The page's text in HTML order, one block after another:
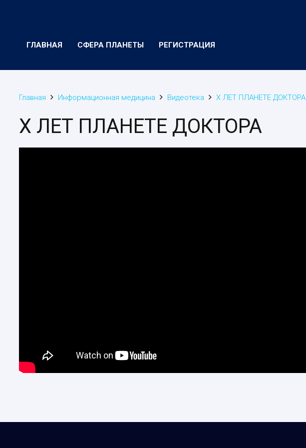
ГЛАВНАЯ СФЕРА ПЛАНЕТЫ РЕГИСТРАЦИЯ
Главная Информационная медицина Видеотека Х ЛЕТ ПЛАНЕТЕ ДОКТОРА
Х ЛЕТ ПЛАНЕТЕ ДОКТОРА